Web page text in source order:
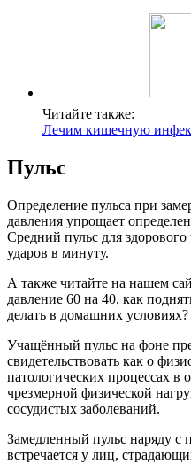
Читайте также:
Лечим кишечную
Пульс
Определение пульса при
давления упрощает
Средний пульс для здорового
ударов в минуту.
А также читайте на нашем
давление 60 на 40, как
делать в домашних условиях?
Учащённый пульс на фоне
свидетельствовать как о
патологических процессах
чрезмерной физической
сосудистых заболеваний.
Замедленный пульс наряду с
встречается у лиц,